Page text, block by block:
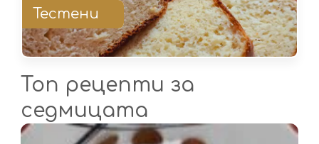
Тестени
Топ рецепти за
седмицата